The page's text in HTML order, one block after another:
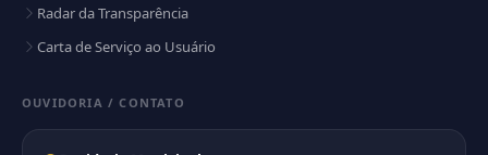
Radar da Transparência
Carta de Serviço ao Usuário
OUVIDORIA / CONTATO